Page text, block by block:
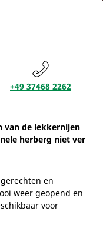
+49 37468 2262
van de lekkernijen
herberg niet ver
en
weer geopend en
voor